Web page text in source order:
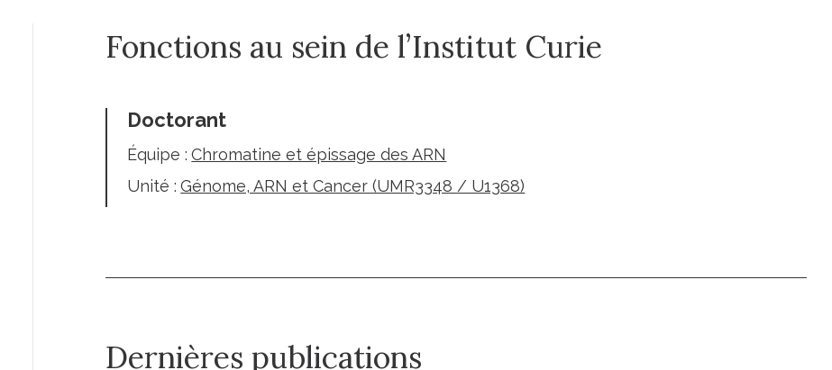
Fonctions au sein de l’Institut Curie
Doctorant
Équipe : Chromatine et épissage des ARN
Unité : Génome, ARN et Cancer (UMR3348 / U1368)
Dernières publications